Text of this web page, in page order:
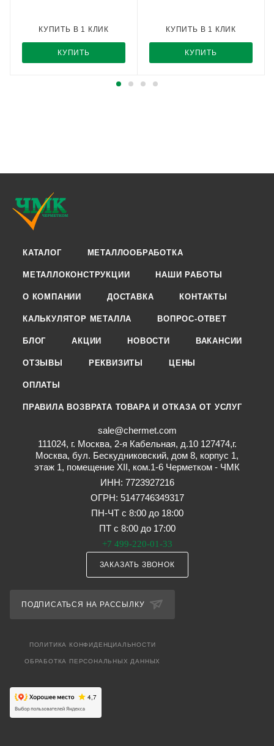
КУПИТЬ
КУПИТЬ В 1 КЛИК
КУПИТЬ
КУПИТЬ В 1 КЛИК
КАТАЛОГ МЕТАЛЛООБРАБОТКА
МЕТАЛЛОКОНСТРУКЦИИ НАШИ РАБОТЫ
О КОМПАНИИ ДОСТАВКА КОНТАКТЫ
КАЛЬКУЛЯТОР МЕТАЛЛА ВОПРОС-ОТВЕТ
БЛОГ АКЦИИ НОВОСТИ ВАКАНСИИ
ОТЗЫВЫ РЕКВИЗИТЫ ЦЕНЫ
ОПЛАТЫ
ПРАВИЛА ВОЗВРАТА ТОВАРА И ОТКАЗА ОТ УСЛУГ
sale@chermet.com
111024, г. Москва, 2-я Кабельная, д.10 127474,г.
Москва, бул. Бескудниковский, дом 8, корпус 1,
этаж 1, помещение XII, ком.1-6 Черметком - ЧМК
ИНН: 7723927216
ОГРН: 5147746349317
ПН-ЧТ с 8:00 до 18:00
ПТ с 8:00 до 17:00
+7 499-220-01-33
ЗАКАЗАТЬ ЗВОНОК
ПОДПИСАТЬСЯ НА РАССЫЛКУ
ПОЛИТИКА КОНФИДЕНЦИАЛЬНОСТИ
ОБРАБОТКА ПЕРСОНАЛЬНЫХ ДАННЫХ